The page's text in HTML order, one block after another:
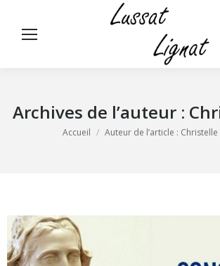
Archives de l’auteur :
Vous êtes ici :
Accueil Auteur de l’article : Christelle
Panneau de gestion des cookies